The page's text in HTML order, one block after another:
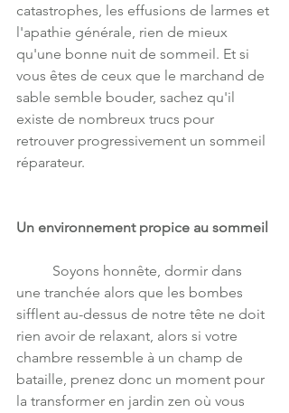
catastrophes, les effusions de larmes et
l'apathie générale, rien de mieux
qu'une bonne nuit de sommeil. Et si
vous êtes de ceux que le marchand de
sable semble bouder, sachez qu'il
existe de nombreux trucs pour
retrouver progressivement un sommeil
réparateur.
Un environnement propice au sommeil
une tranchée alors que les bombes
sifflent au-dessus de notre tête ne doit
rien avoir de relaxant, alors si votre
chambre ressemble à un champ de
bataille, prenez donc un moment pour
la transformer en jardin zen où vous